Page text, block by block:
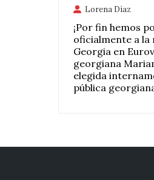
Lorena Díaz
¡Por fin hemos
oficialmente a
Georgia en
georgiana
elegida
pública